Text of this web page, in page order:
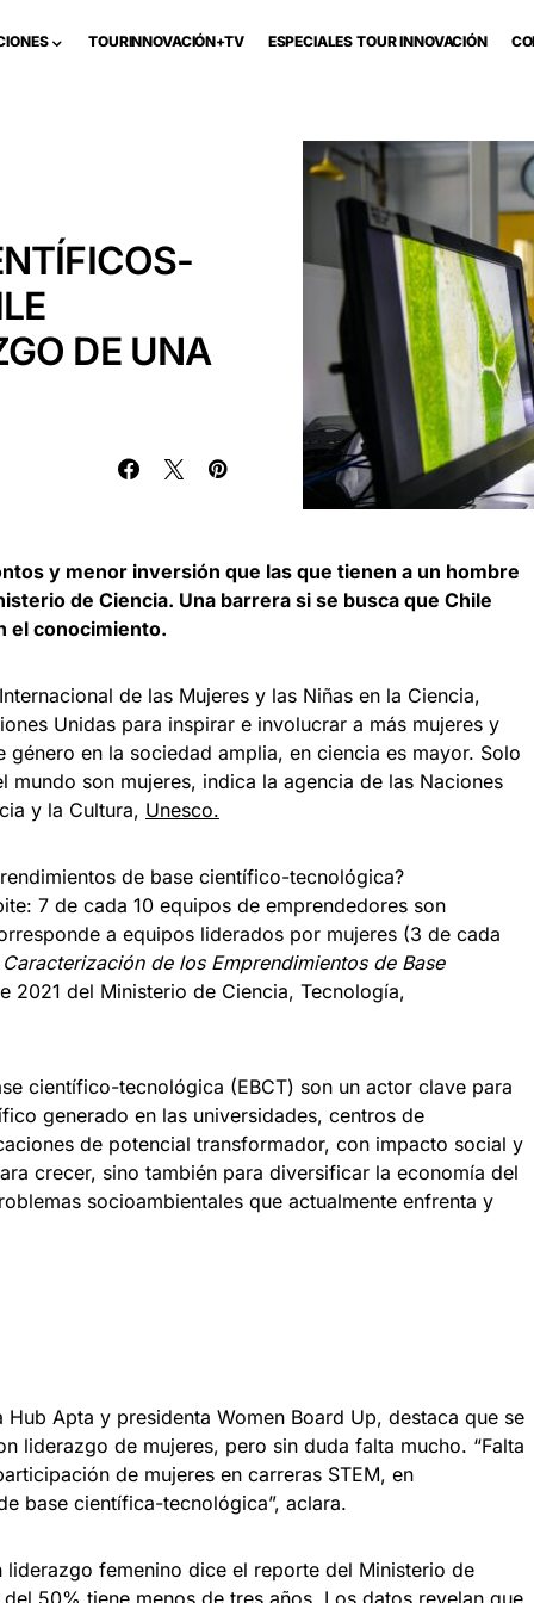
TOURINNOVACIÓN+TV ESPECIALES TOUR INNOVACIÓN
DE UNA
y menor inversión que las que tienen a un hombre
de Ciencia. Una barrera si se busca que Chile
el conocimiento.
de las Mujeres y las Niñas en la Ciencia,
Unidas para inspirar e involucrar a más mujeres y
género en la sociedad amplia, en ciencia es mayor. Solo
mundo son mujeres, indica la agencia de las Naciones
y la Cultura, Unesco.
de base científico-tecnológica?
7 de cada 10 equipos de emprendedores son
a equipos liderados por mujeres (3 de cada
de los Emprendimientos de Base
2021 del Ministerio de Ciencia, Tecnología,
científico-tecnológica (EBCT) son un actor clave para
generado en las universidades, centros de
de potencial transformador, con impacto social y
crecer, sino también para diversificar la economía del
socioambientales que actualmente enfrenta y
Apta y presidenta Women Board Up, destaca que se
liderazgo de mujeres, pero sin duda falta mucho. “Falta
de mujeres en carreras STEM, en
base científica-tecnológica”, aclara.
femenino dice el reporte del Ministerio de
50% tiene menos de tres años. Los datos revelan que